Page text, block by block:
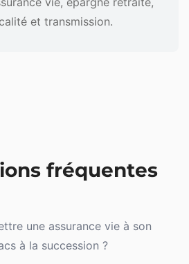
et transmission.
fréquentes
une assurance vie à son
à la succession ?